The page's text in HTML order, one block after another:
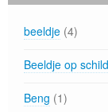
beeldje (4)
Beeldje op
Beng (1)